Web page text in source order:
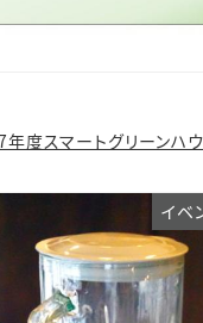
年度スマートグリーン
イベ